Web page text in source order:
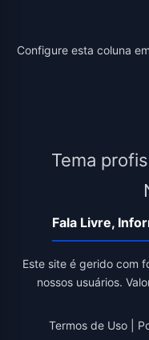
Configure esta coluna
Tema
Fala Livre,
Este site é gerido com
nossos usuários.
Termos de Uso